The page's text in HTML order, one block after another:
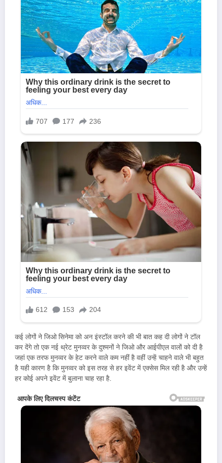
कई लोगों ने जिओ सिनेमा को अन इंस्टॉल करने की भी बात कह दी लोगों ने टॉल
कर देंगे तो एक नई थ्रेट मुनव्वर के दुश्मनों ने जिओ और आईपीएल वालों को दी है
जहां एक तरफ मुनव्वर के हेट करने वाले कम नहीं है वहीं उन्हें चाहने वाले भी बहुत
है यही कारण है कि मुनव्वर को इस तरह से हर इवेंट में एक्सेस मिल रही है और उन्हें
हर कोई अपने इवेंट में बुलाना चाह रहा है.